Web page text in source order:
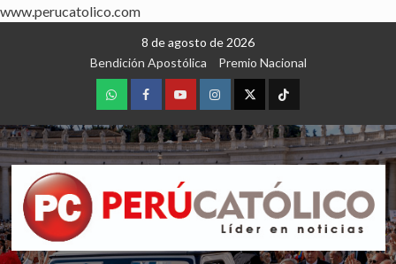
www.perucatolico.com
8 de agosto de 2026
Bendición Apostólica
Premio Nacional
WhatsAppFacebookYoutubeInstagram
X TikTok